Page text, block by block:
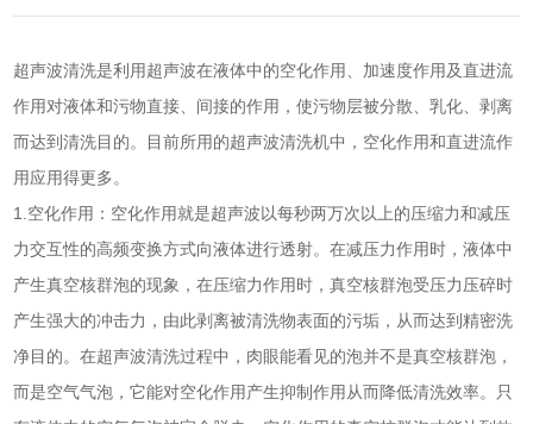
超声波清洗是利用超声波在液体中的空化作用、加速度作用及直进流
作用对液体和污物直接、间接的作用，使污物层被分散、乳化、剥离
而达到清洗目的。目前所用的超声波清洗机中，空化作用和直进流作
用应用得更多。
1.空化作用：空化作用就是超声波以每秒两万次以上的压缩力和减压
力交互性的高频变换方式向液体进行透射。在减压力作用时，液体中
产生真空核群泡的现象，在压缩力作用时，真空核群泡受压力压碎时
产生强大的冲击力，由此剥离被清洗物表面的污垢，从而达到精密洗
净目的。在超声波清洗过程中，肉眼能看见的泡并不是真空核群泡，
而是空气气泡，它能对空化作用产生抑制作用从而降低清洗效率。只